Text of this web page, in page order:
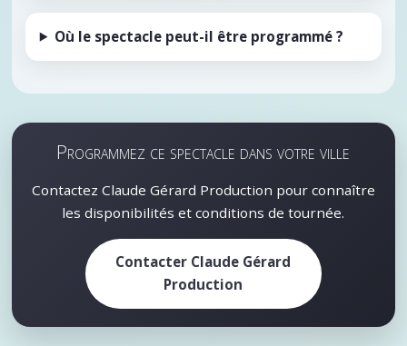
Où le spectacle peut-il être programmé ?
Programmez ce spectacle dans votre ville
Contactez Claude Gérard Production pour connaître
les disponibilités et conditions de tournée.
Contacter Claude Gérard
Production